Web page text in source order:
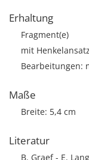
Erhaltung
Fragment(e)
mit Henkelansatz
Bearbeitungen:
Maße
Breite: 5,4 cm
Literatur
B. Graef - E.